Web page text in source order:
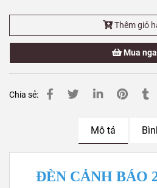
Thêm giỏ
Mua
Chia sẻ:
Mô tả
ĐÈN CẢNH BÁO